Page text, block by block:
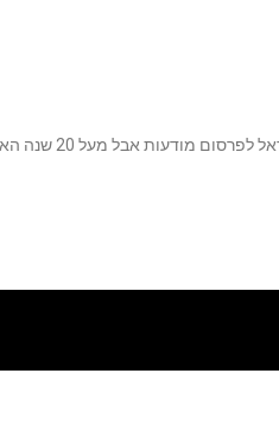
שנה האתר עבר לאחרונה שדרוג מערכות על מנת שכל